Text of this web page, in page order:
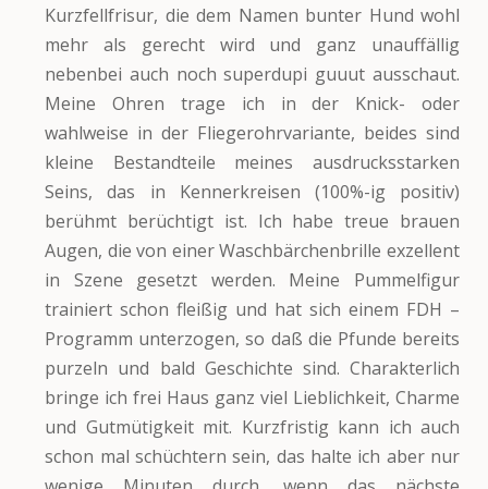
Kurzfellfrisur, die dem Namen bunter Hund wohl
mehr als gerecht wird und ganz unauffällig
nebenbei auch noch superdupi guuut ausschaut.
Meine Ohren trage ich in der Knick- oder
wahlweise in der Fliegerohrvariante, beides sind
kleine Bestandteile meines ausdrucksstarken
Seins, das in Kennerkreisen (100%-ig positiv)
berühmt berüchtigt ist. Ich habe treue brauen
Augen, die von einer Waschbärchenbrille exzellent
in Szene gesetzt werden. Meine Pummelfigur
trainiert schon fleißig und hat sich einem FDH –
Programm unterzogen, so daß die Pfunde bereits
purzeln und bald Geschichte sind. Charakterlich
bringe ich frei Haus ganz viel Lieblichkeit, Charme
und Gutmütigkeit mit. Kurzfristig kann ich auch
schon mal schüchtern sein, das halte ich aber nur